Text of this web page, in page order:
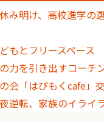
み明け、高校進学の
もとフリースペース
力を引き出すコーチ
会「はぴもくcafe」
逆転、家族のイライ